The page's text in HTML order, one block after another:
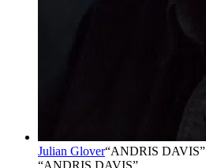
Julian Glover“ANDRIS DAVIS”
“ANDRIS DAVIS”